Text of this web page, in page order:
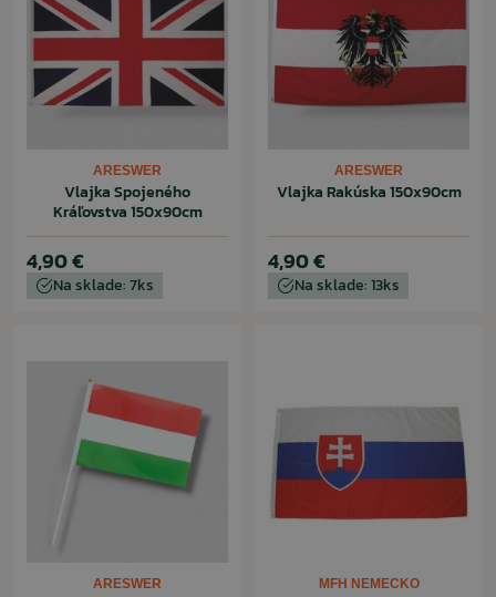
ARESWER
Vlajka Spojeného
Kráľovstva 150x90cm
4,90 €
Na sklade: 7ks
ARESWER
Vlajka Rakúska 150x90cm
4,90 €
Na sklade: 13ks
ARESWER MFH NEMECKO